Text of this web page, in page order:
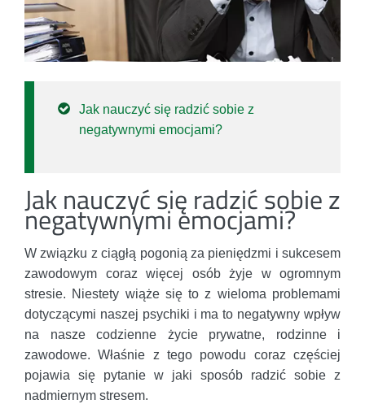
Jak nauczyć się radzić sobie z
negatywnymi emocjami?
Jak nauczyć się radzić sobie z
negatywnymi emocjami?
W związku z ciągłą pogonią za pieniędzmi i sukcesem
zawodowym coraz więcej osób żyje w ogromnym
stresie. Niestety wiąże się to z wieloma problemami
dotyczącymi naszej psychiki i ma to negatywny wpływ
na nasze codzienne życie prywatne, rodzinne i
zawodowe. Właśnie z tego powodu coraz częściej
pojawia się pytanie w jaki sposób radzić sobie z
nadmiernym stresem.